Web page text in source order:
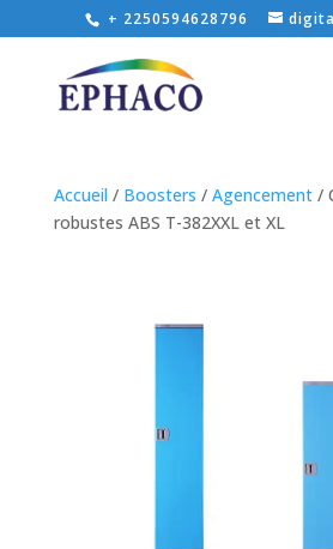
+ 2250594628796
Accueil / Boosters / Agencement/
robustes ABS T-382XXL et XL